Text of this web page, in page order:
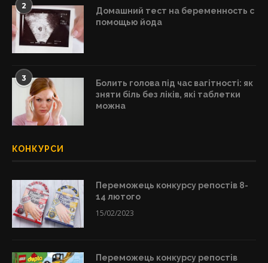
2
Домашний тест на беременность с
помощью йода
3
Болить голова під час вагітності: як
зняти біль без ліків, які таблетки
можна
КОНКУРСИ
Переможець конкурсу репостів 8-
14 лютого
15/02/2023
Переможець конкурсу репостів